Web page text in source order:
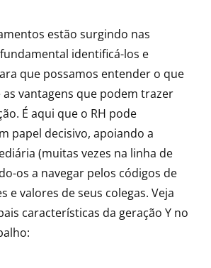
estão surgindo nas
identificá-los e
que possamos entender o que
as vantagens que podem trazer
É aqui que o RH pode
papel decisivo, apoiando a
(muitas vezes na linha de
os a navegar pelos códigos de
e valores de seus colegas. Veja
características da geração Y no